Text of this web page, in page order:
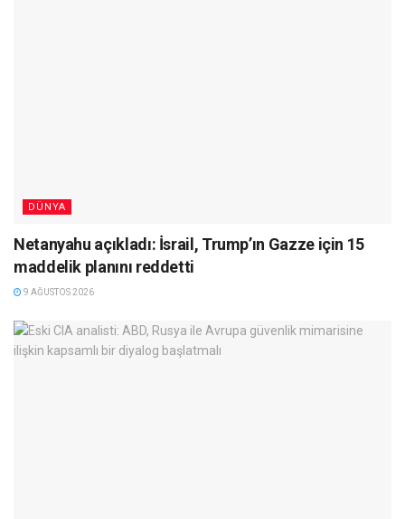
DÜNYA
Netanyahu açıkladı: İsrail, Trump’ın Gazze için 15
maddelik planını reddetti
9 AĞUSTOS 2026